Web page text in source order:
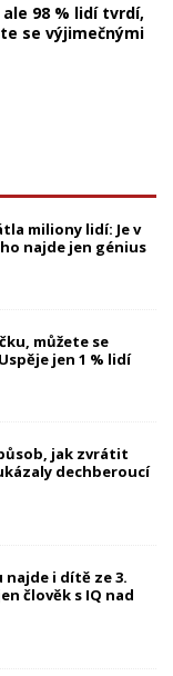
98 % lidí tvrdí,
se výjimečnými
miliony lidí: Je v
najde jen génius
můžete se
jen 1 % lidí
jak zvrátit
dechberoucí
i dítě ze 3.
člověk s IQ nad